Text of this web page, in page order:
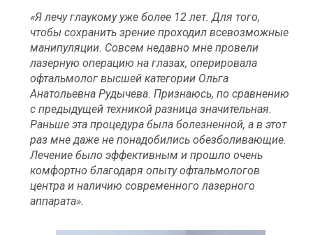
«Я лечу глаукому уже более 12 лет. Для того,
чтобы сохранить зрение проходил всевозможные
манипуляции. Совсем недавно мне провели
лазерную операцию на глазах, оперировала
офтальмолог высшей категории Ольга
Анатольевна Рудычева. Признаюсь, по сравнению
с предыдущей техникой разница значительная.
Раньше эта процедура была болезненной, а в этот
раз мне даже не понадобились обезболивающие.
Лечение было эффективным и прошло очень
комфортно благодаря опыту офтальмологов
центра и наличию современного лазерного
аппарата».